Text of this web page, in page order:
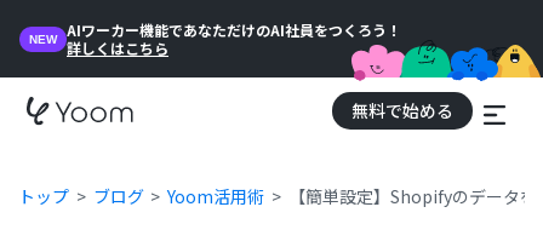
NEW
AIワーカー機能であなただけのAI社員をつくろう！
詳しくはこちら
無料で始める
トップ ブログ Yoom活用術 【簡単設定】Shopifyのデータ